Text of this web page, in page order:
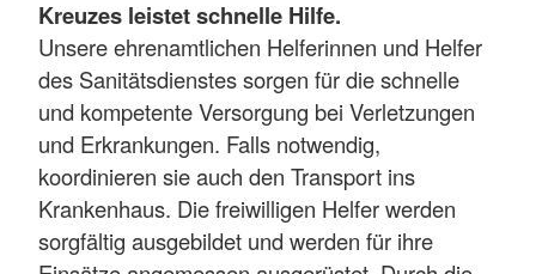
Kreuzes leistet schnelle Hilfe.
Unsere ehrenamtlichen Helferinnen und Helfer
des Sanitätsdienstes sorgen für die schnelle
und kompetente Versorgung bei Verletzungen
und Erkrankungen. Falls notwendig,
koordinieren sie auch den Transport ins
Krankenhaus. Die freiwilligen Helfer werden
sorgfältig ausgebildet und werden für ihre